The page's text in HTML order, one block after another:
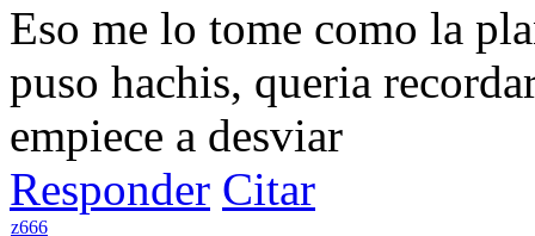
Eso me lo tome como la
puso hachis, queria
empiece a desviar
Responder Citar
z666